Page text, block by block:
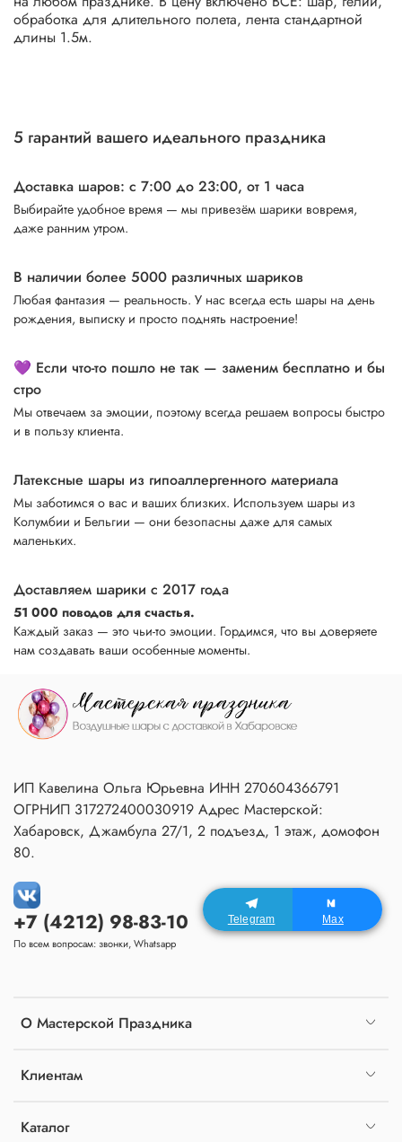
обработка для длительного полета, лента стандартной
длины 1.5м.
5 гарантий вашего идеального праздника
Доставка шаров: с 7:00 до 23:00, от 1 часа
Выбирайте удобное время — мы привезём шарики вовремя,
даже ранним утром.
В наличии более 5000 различных шариков
Любая фантазия — реальность. У нас всегда есть шары на день
рождения, выписку и просто поднять настроение!
💜 Если что-то пошло не так — заменим бесплатно и бы
стро
Мы отвечаем за эмоции, поэтому всегда решаем вопросы быстро
и в пользу клиента.
Латексные шары из гипоаллергенного материала
Мы заботимся о вас и ваших близких. Используем шары из
Колумбии и Бельгии — они безопасны даже для самых
маленьких.
Доставляем шарики с 2017 года
51 000 поводов для счастья.
Каждый заказ — это чьи-то эмоции. Гордимся, что вы доверяете
нам создавать ваши особенные моменты.
О Мастерской Праздника
Клиентам
Каталог
+7 (4212) 98-83-10
По всем вопросам: звонки, Whatsapp
ИП Кавелина Ольга Юрьевна ИНН 270604366791
ОГРНИП 317272400030919 Адрес Мастерской:
Хабаровск, Джамбула 27/1, 2 подъезд, 1 этаж, домофон
80.
Telegram Max